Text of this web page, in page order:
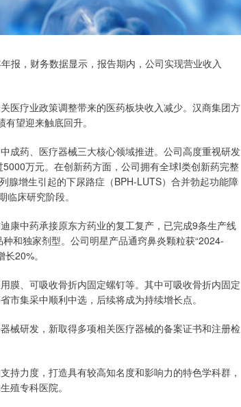
报，财务数据显示，报告期内，公司实现营业收入
医疗业政策调整带来的医药板块收入减少。汉商集团方
望迎来触底回升。
成药、医疗器械三大核心领域推进。公司高度重视研发
万元。在创新药方面，公司拥有全球I类创新药完整
腺增生引起的下尿路症（BPH-LUTS）合并勃起功能障
床研究阶段。
康中药承接原东方药业的复工复产，已完成9条生产线
和独家剂型。公司明星产品通窍鼻炎颗粒获“2024-
20%。
膜、可吸收骨折内固定螺钉等。其中可吸收骨折内固定
集采中顺利中选，后续将成为持续增长点。
械研发，新取得多项相关医疗器械的备案证书和注册检
持力度，打造具有较高知名度和影响力的特色学科群，
殖专科医院。